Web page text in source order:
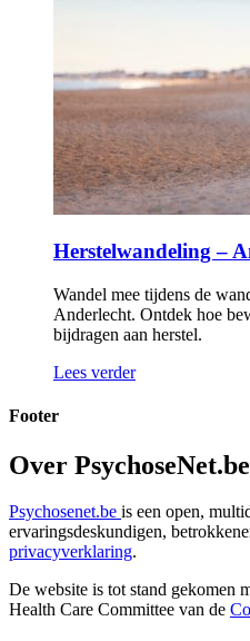
Herstelwandeling –
Wandel mee tijdens de
Anderlecht. Ontdek hoe
bijdragen aan herstel.
Lees verder
Footer
Over PsychoseNet.be
Psychosenet.be is een open,
ervaringsdeskundigen,
privacyverklaring.
De website is tot stand gekomen
Health Care Committee van de